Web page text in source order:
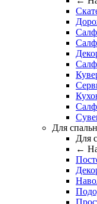
Для
Для
←